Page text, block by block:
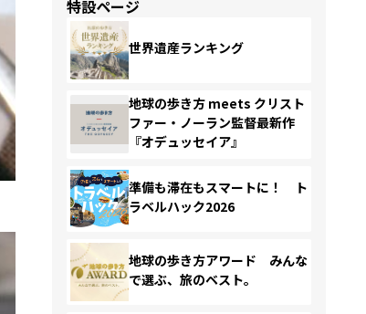
特設ページ
世界遺産ランキング
地球の歩き方 meets クリスト
ファー・ノーラン監督最新作
『オデュッセイア』
準備も滞在もスマートに！ ト
ラベルハック2026
地球の歩き方アワード みんな
で選ぶ、旅のベスト。